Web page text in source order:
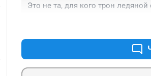
Это не та, для кого трон